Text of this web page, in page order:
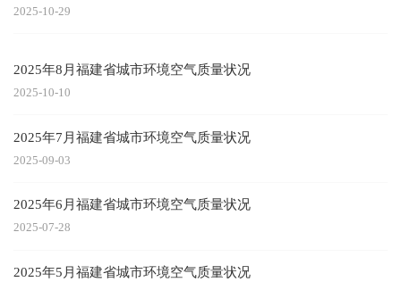
2025-10-29
2025年8月福建省城市环境空气质量状况
2025-10-10
2025年7月福建省城市环境空气质量状况
2025-09-03
2025年6月福建省城市环境空气质量状况
2025-07-28
2025年5月福建省城市环境空气质量状况